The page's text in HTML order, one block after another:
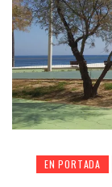
EN PORTADA